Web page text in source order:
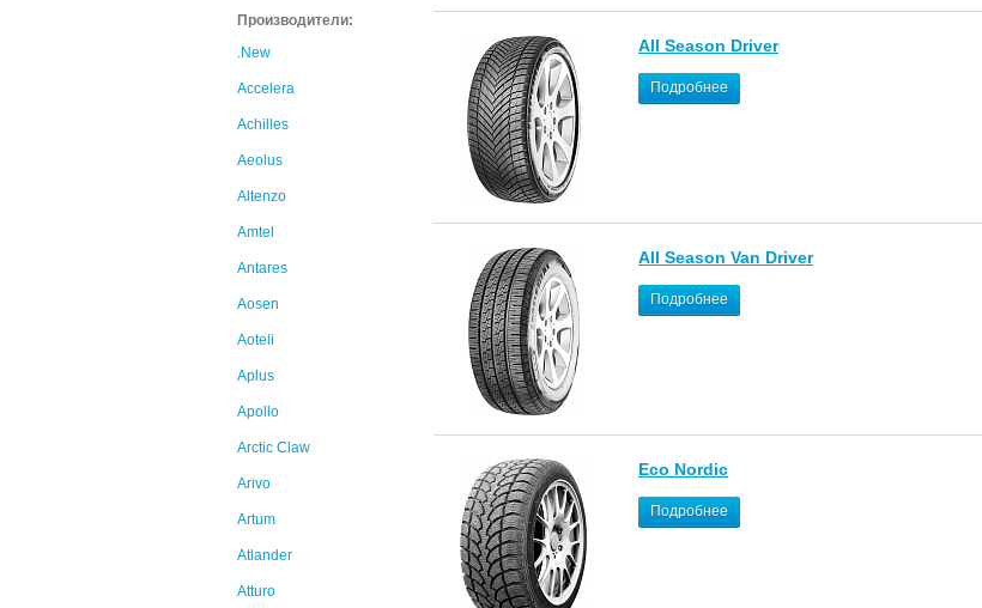
Производители:
.New
Accelera
Achilles
Aeolus
Altenzo
Amtel
Antares
Aosen
Aoteli
Aplus
Apollo
Arctic Claw
Arivo
Artum
Atlander
Atturo
All Season Driver
Подробнее
All Season Van Driver
Подробнее
Eco Nordic
Подробнее